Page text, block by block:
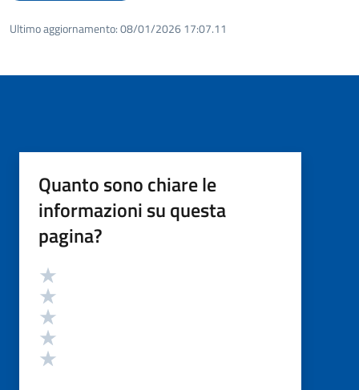
Ultimo aggiornamento:08/01/2026 17:07.11
Quanto sono chiare le
informazioni su questa
pagina?
Valutazione